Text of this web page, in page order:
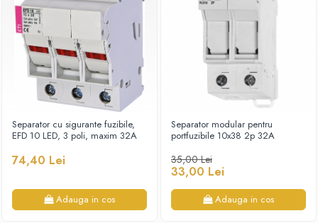
Separator cu sigurante fuzibile,
EFD 10 LED, 3 poli, maxim 32A
74,40 Lei
Adauga in cos
Separator modular pentru
portfuzibile 10x38 2p 32A
35,00 Lei
33,00 Lei
Adauga in cos